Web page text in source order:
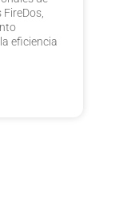
eficiencia